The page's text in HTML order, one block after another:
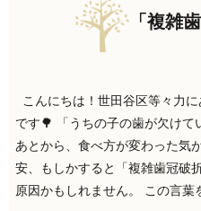
「複雑
こんにちは！世田谷区等々力
です🌳 「うちの子の歯が欠け
あとから、食べ方が変わった気
安、もしかすると「複雑歯冠破
原因かもしれません。 この言葉